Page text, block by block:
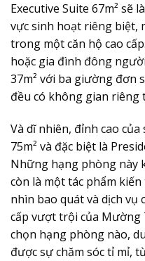
Executive Suite 67m² sẽ
vực sinh hoạt riêng biệt,
trong một căn hộ cao
hoặc gia đình đông
37m² với ba giường đơn
đều có không gian riêng
Và dĩ nhiên, đỉnh cao
75m² và đặc biệt là
Những hạng phòng này
còn là một tác phẩm
nhìn bao quát và dịch vụ
cấp vượt trội của Mường
chọn hạng phòng nào,
được sự chăm sóc tỉ mỉ,